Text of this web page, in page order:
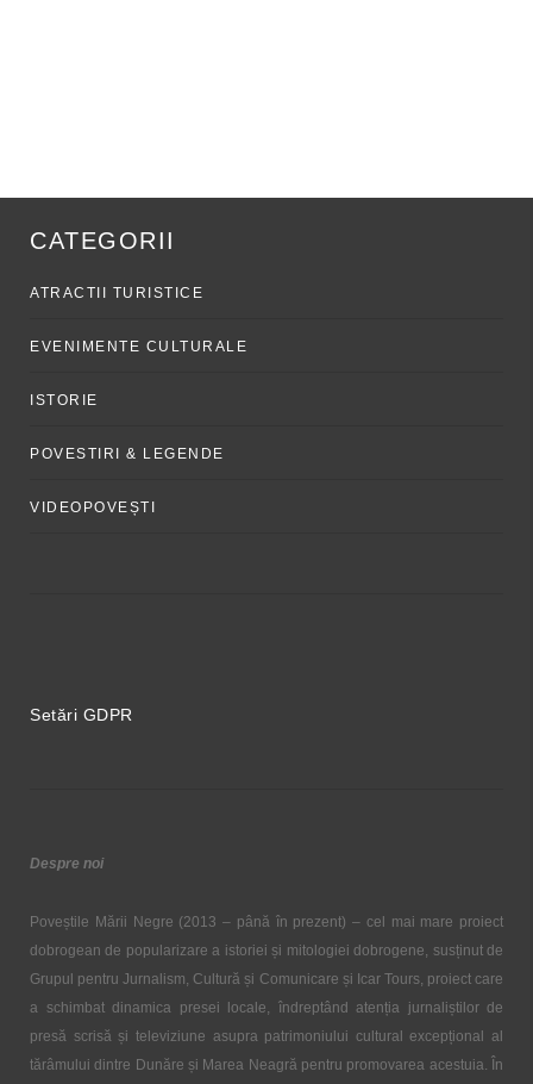
CATEGORII
ATRACTII TURISTICE
EVENIMENTE CULTURALE
ISTORIE
POVESTIRI & LEGENDE
VIDEOPOVEȘTI
Setări GDPR
Despre noi
Poveștile Mării Negre (2013 – până în prezent) – cel mai mare proiect
dobrogean de popularizare a istoriei și mitologiei dobrogene, susținut de
Grupul pentru Jurnalism, Cultură și Comunicare și Icar Tours, proiect care
a schimbat dinamica presei locale, îndreptând atenția jurnaliștilor de
presă scrisă și televiziune asupra patrimoniului cultural excepțional al
tărâmului dintre Dunăre și Marea Neagră pentru promovarea acestuia. În